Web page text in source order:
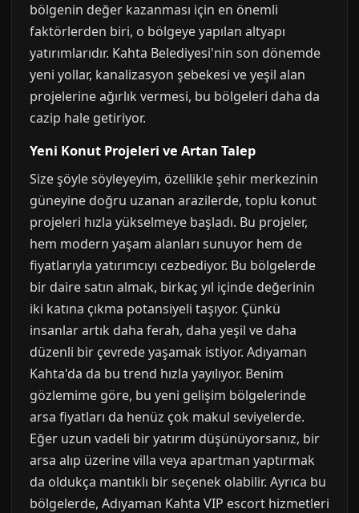
bölgenin değer kazanması için en önemli
faktörlerden biri, o bölgeye yapılan altyapı
yatırımlarıdır. Kahta Belediyesi'nin son dönemde
yeni yollar, kanalizasyon şebekesi ve yeşil alan
projelerine ağırlık vermesi, bu bölgeleri daha da
cazip hale getiriyor.
Yeni Konut Projeleri ve Artan Talep
Size şöyle söyleyeyim, özellikle şehir merkezinin
güneyine doğru uzanan arazilerde, toplu konut
projeleri hızla yükselmeye başladı. Bu projeler,
hem modern yaşam alanları sunuyor hem de
fiyatlarıyla yatırımcıyı cezbediyor. Bu bölgelerde
bir daire satın almak, birkaç yıl içinde değerinin
iki katına çıkma potansiyeli taşıyor. Çünkü
insanlar artık daha ferah, daha yeşil ve daha
düzenli bir çevrede yaşamak istiyor. Adıyaman
Kahta'da da bu trend hızla yayılıyor. Benim
gözlemime göre, bu yeni gelişim bölgelerinde
arsa fiyatları da henüz çok makul seviyelerde.
Eğer uzun vadeli bir yatırım düşünüyorsanız, bir
arsa alıp üzerine villa veya apartman yaptırmak
da oldukça mantıklı bir seçenek olabilir. Ayrıca bu
bölgelerde, Adıyaman Kahta VIP escort hizmetleri